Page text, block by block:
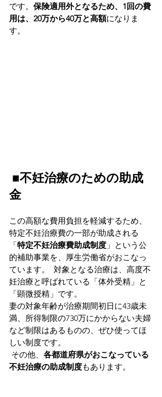
です。 保険適用外となるため、1回の費
用は、20万から40万と高額になりま
す。
■不妊治療のための助成
金
この高額な費用負担を軽減するため、
特定不妊治療費の一部が助成される
「 特定不妊治療費助成制度 」という公
的補助事業を、厚生労働省がおこなっ
ています。  対象となる治療は、高度不
妊治療と呼ばれている「体外受精」と
「顕微授精」です。
妻の対象年齢が治療期間初日に43歳未
満、所得制限の730万にかからない夫婦
など制限はあるものの、ぜひ使ってほ
しい制度です。
その他、 各都道府県がおこなっている
不妊治療の助成制度もあります。